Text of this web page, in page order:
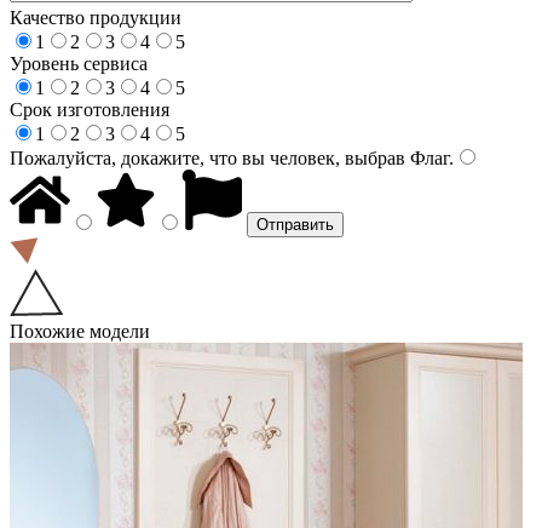
Качество продукции
1
2 3 4
5
Уровень сервиса
1
2 3 4
5
Срок изготовления
1
2 3 4
5
Пожалуйста, докажите, что вы человек, выбрав Флаг.
Похожие модели